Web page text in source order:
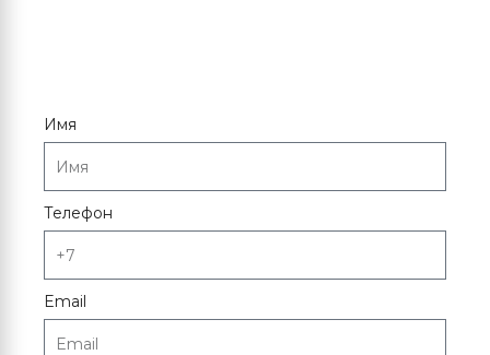
Имя
Телефон
Email